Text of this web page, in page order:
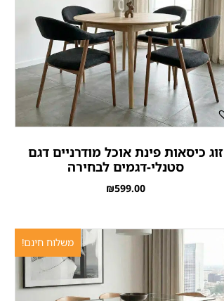
זוג כיסאות פינת אוכל מודרניים דגם
סטנלי-דגמים לבחירה
₪599.00
משלוח חינם!